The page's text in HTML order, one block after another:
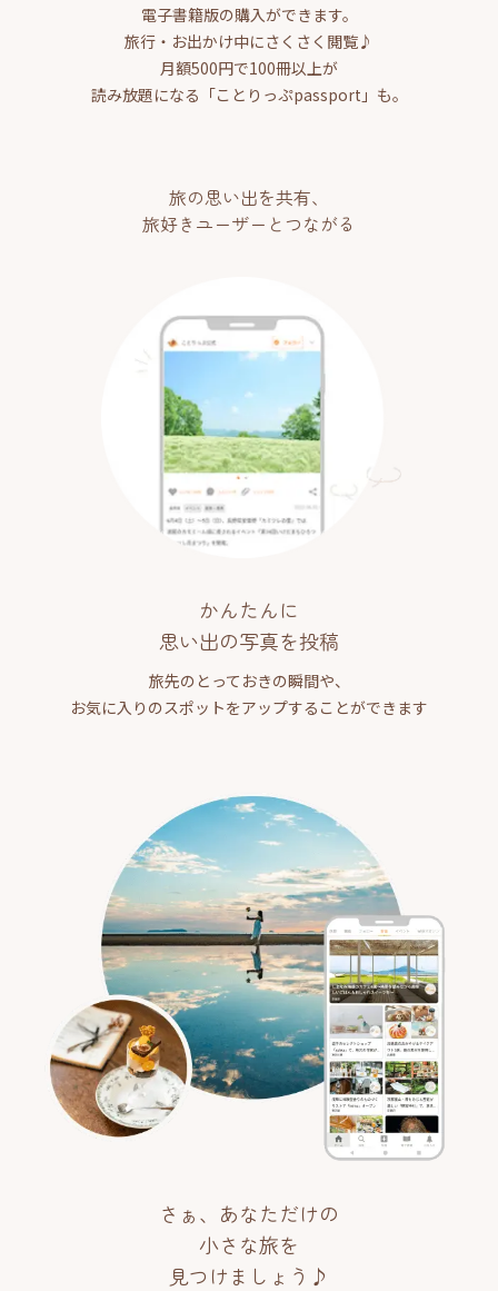
電子書籍版の購入ができます。
旅行・お出かけ中にさくさく閲覧♪
月額500円で100冊以上が
読み放題になる「ことりっぷpassport」も。
旅の思い出を共有、
旅好きユーザーとつながる
かんたんに
思い出の写真を投稿
旅先のとっておきの瞬間や、
お気に入りのスポットをアップすることができます
さぁ、あなただけの
小さな旅を
見つけましょう♪